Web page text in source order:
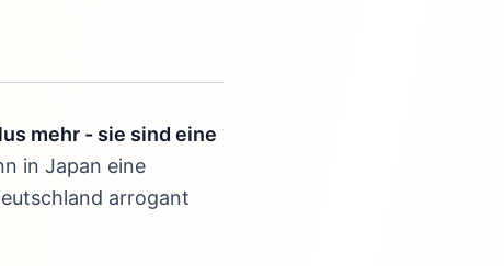
mehr - sie sind eine
in Japan eine
arrogant